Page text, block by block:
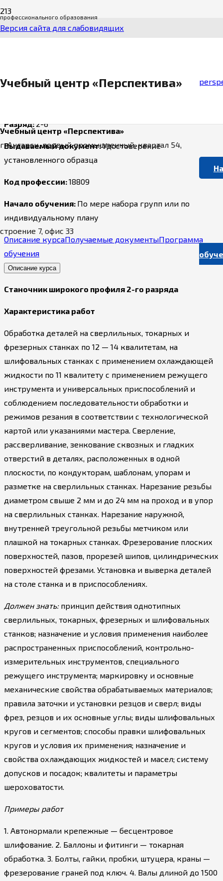
Версия сайта для слабовидящих
профессионального образования
Учебный центр «Перспектива»
г. Ангарск, первый промышленный, квартал 54,
строение 7, офис 33
Учебный центр «Перспектива»
Станочник широкого профиля
Повышение разряда: 4000 руб.
Разряд:2-6
Выдаваемый документ:Удостоверение
установленного образца
Код профессии:18809
Начало обучения: По мере набора групп или по
индивидуальному плану
Описание курсаПолучаемые документыПрограмма
обучения
Описание курса
Станочник широкого профиля 2-го разряда
Характеристика работ
Обработка деталей на сверлильных, токарных и
фрезерных станках по 12 — 14 квалитетам, на
шлифовальных станках с применением охлаждающей
жидкости по 11 квалитету с применением режущего
инструмента и универсальных приспособлений и
соблюдением последовательности обработки и
режимов резания в соответствии с технологической
картой или указаниями мастера. Сверление,
рассверливание, зенкование сквозных и гладких
отверстий в деталях, расположенных в одной
плоскости, по кондукторам, шаблонам, упорам и
разметке на сверлильных станках. Нарезание резьбы
диаметром свыше 2 мм и до 24 мм на проход и в упор
на сверлильных станках. Нарезание наружной,
внутренней треугольной резьбы метчиком или
плашкой на токарных станках. Фрезерование плоских
поверхностей, пазов, прорезей шипов, цилиндрических
поверхностей фрезами. Установка и выверка деталей
на столе станка и в приспособлениях.
Должен знать:принцип действия однотипных
сверлильных, токарных, фрезерных и шлифовальных
станков; назначение и условия применения наиболее
распространенных приспособлений, контрольно-
измерительных инструментов, специального
режущего инструмента; маркировку и основные
механические свойства обрабатываемых материалов;
правила заточки и установки резцов и сверл; виды
фрез, резцов и их основные углы; виды шлифовальных
кругов и сегментов; способы правки шлифовальных
кругов и условия их применения; назначение и
свойства охлаждающих жидкостей и масел; систему
допусков и посадок; квалитеты и параметры
шероховатости.
Примеры работ
1. Автонормали крепежные — бесцентровое
шлифование. 2. Баллоны и фитинги — токарная
обработка. 3. Болты, гайки, пробки, штуцера, краны —
фрезерование граней под ключ. 4. Валы длиной до 1500